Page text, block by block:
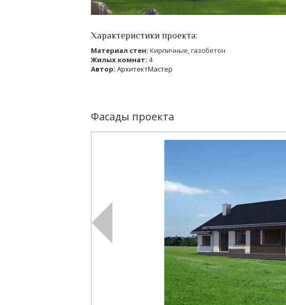
Характеристики проекта:
Материал стен: Кирпичные, газобетон
Жилых комнат: 4
Автор: АрхитектМастер
Фасады проекта